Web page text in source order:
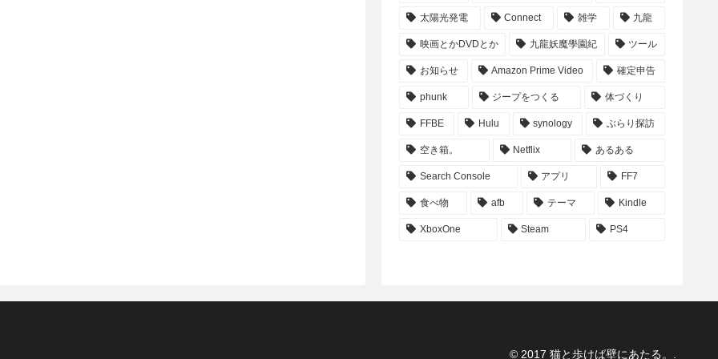
太陽光発電 Connect 雑学 九龍
映画とかDVDとか 九龍妖魔學園紀 ツール
お知らせ Amazon Prime Video 確定申告
phunk ジープをつくる 体づくり
FFBE Hulu synology ぶらり探訪
空き箱。 Netflix あるある
Search Console アプリ FF7
食べ物 afb テーマ Kindle
XboxOne Steam PS4
© 2017 猫と歩けば壁にあたる。.